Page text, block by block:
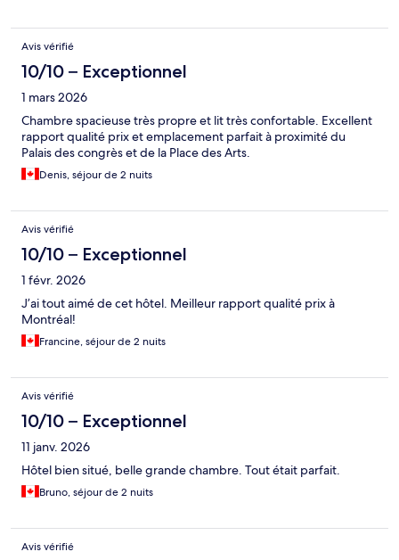
Avis vérifié
10/10 – Exceptionnel
1 mars 2026
Chambre spacieuse très propre et lit très confortable. Excellent
rapport qualité prix et emplacement parfait à proximité du
Palais des congrès et de la Place des Arts.
Denis, séjour de 2 nuits
Avis vérifié
10/10 – Exceptionnel
1 févr. 2026
J’ai tout aimé de cet hôtel. Meilleur rapport qualité prix à
Montréal!
Francine, séjour de 2 nuits
Avis vérifié
10/10 – Exceptionnel
11 janv. 2026
Hôtel bien situé, belle grande chambre. Tout était parfait.
Bruno, séjour de 2 nuits
Avis vérifié